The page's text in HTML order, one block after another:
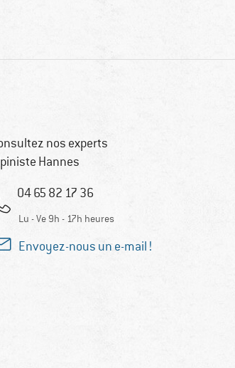
nos experts
Hannes
04 65 82 17 36
Lu - Ve 9h - 17h heures
Envoyez-nous un e-mail !